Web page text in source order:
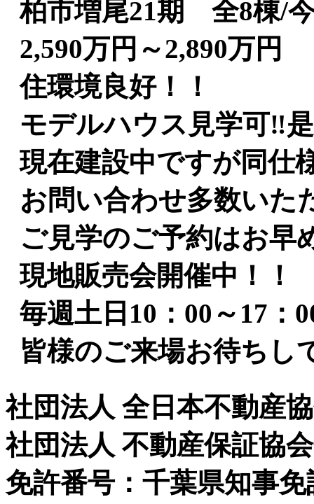
柏市増尾21期 全8棟/
2,590万円～2,890万円
住環境良好！！
モデルハウス見学可‼
現在建設中ですが同仕
お問い合わせ多数いた
ご見学のご予約はお
現地販売会開催中！！
毎週土日10：00～17：
皆様のご来場お待ちし
社団法人 全日本不動産
社団法人 不動産保証協
免許番号：千葉県知事免